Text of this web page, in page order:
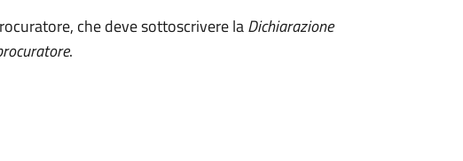
che deve sottoscrivere laDichiarazione
.